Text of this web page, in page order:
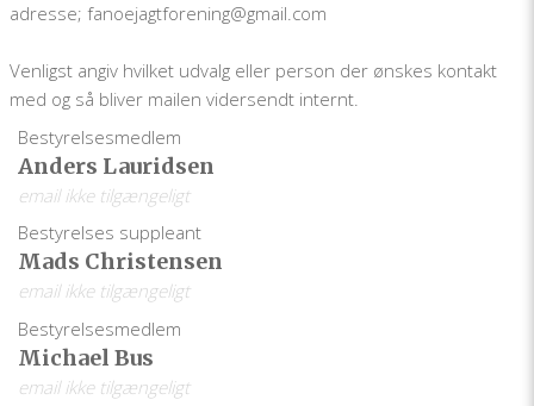
adresse; fanoejagtforening@gmail.com
Venligst angiv hvilket udvalg eller person der ønskes kontakt
med og så bliver mailen vidersendt internt.
Bestyrelsesmedlem
Anders Lauridsen
email ikke tilgængeligt
Bestyrelses suppleant
Mads Christensen
email ikke tilgængeligt
Bestyrelsesmedlem
Michael Bus
email ikke tilgængeligt